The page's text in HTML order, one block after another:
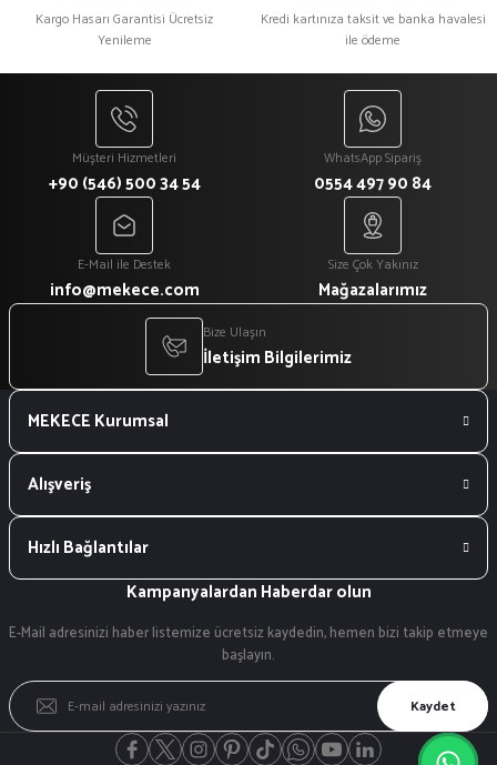
Kargo Hasarı Garantisi Ücretsiz
Yenileme
Kredi kartınıza taksit ve banka havalesi
ile ödeme
Müşteri Hizmetleri
+90 (546) 500 34 54
WhatsApp Sipariş
0554 497 90 84
E-Mail ile Destek
info@mekece.com
Size Çok Yakınız
Mağazalarımız
Bize Ulaşın
İletişim Bilgilerimiz
MEKECE Kurumsal
Alışveriş
Hızlı Bağlantılar
Kampanyalardan Haberdar olun
E-Mail adresinizi haber listemize ücretsiz kaydedin, hemen bizi takip etmeye
başlayın.
Kaydet